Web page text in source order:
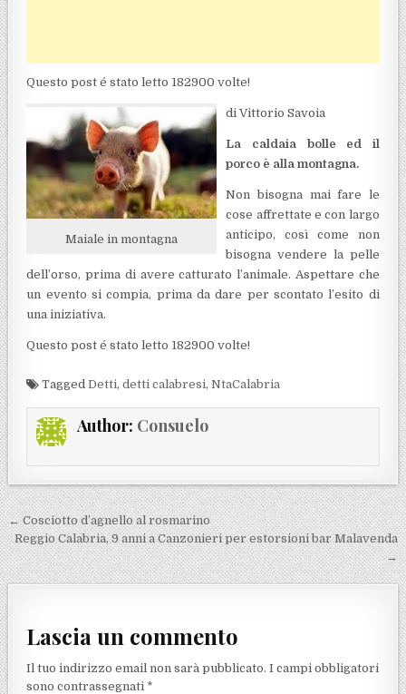
Questo post é stato letto 182900 volte!
Maiale in montagna
di Vittorio Savoia
La caldaia bolle ed il
porco è alla montagna.
Non bisogna mai fare le
cose affrettate e con largo
anticipo, così come non
bisogna vendere la pelle
dell’orso, prima di avere catturato l’animale. Aspettare che
un evento si compia, prima da dare per scontato l’esito di
una iniziativa.
Questo post é stato letto 182900 volte!
TaggedDetti,detti calabresi,NtaCalabria
Author: Consuelo
Navigazione articoli
← Cosciotto d’agnello al rosmarino
Reggio Calabria, 9 anni a Canzonieri per estorsioni bar Malavenda
→
Lascia un commento
Il tuo indirizzo email non sarà pubblicato. I campi obbligatori
sono contrassegnati *